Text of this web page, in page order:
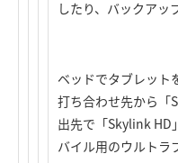
したり、バックアッ
ベッドでタブレット
打ち合わせ先から「
出先で「Skylink HD
バイル用のウルトラ